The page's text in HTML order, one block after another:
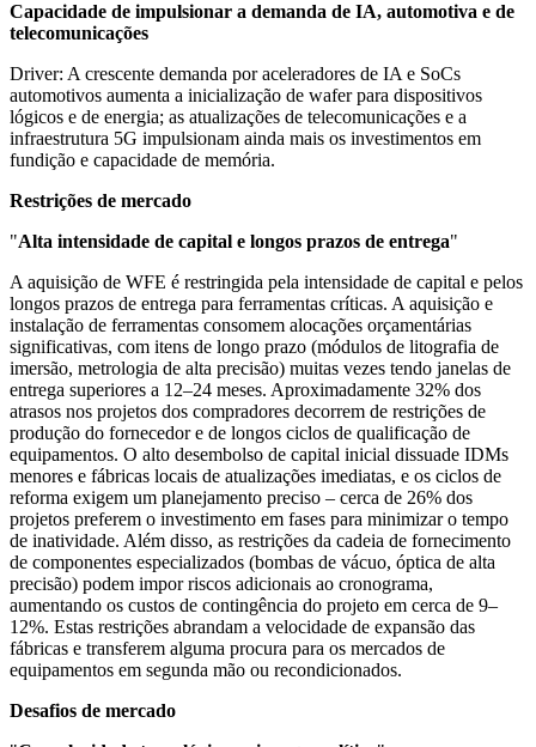
Capacidade de impulsionar a demanda de IA, automotiva e de
telecomunicações
Driver: A crescente demanda por aceleradores de IA e SoCs
automotivos aumenta a inicialização de wafer para dispositivos
lógicos e de energia; as atualizações de telecomunicações e a
infraestrutura 5G impulsionam ainda mais os investimentos em
fundição e capacidade de memória.
Restrições de mercado
"Alta intensidade de capital e longos prazos de entrega"
A aquisição de WFE é restringida pela intensidade de capital e pelos
longos prazos de entrega para ferramentas críticas. A aquisição e
instalação de ferramentas consomem alocações orçamentárias
significativas, com itens de longo prazo (módulos de litografia de
imersão, metrologia de alta precisão) muitas vezes tendo janelas de
entrega superiores a 12–24 meses. Aproximadamente 32% dos
atrasos nos projetos dos compradores decorrem de restrições de
produção do fornecedor e de longos ciclos de qualificação de
equipamentos. O alto desembolso de capital inicial dissuade IDMs
menores e fábricas locais de atualizações imediatas, e os ciclos de
reforma exigem um planejamento preciso – cerca de 26% dos
projetos preferem o investimento em fases para minimizar o tempo
de inatividade. Além disso, as restrições da cadeia de fornecimento
de componentes especializados (bombas de vácuo, óptica de alta
precisão) podem impor riscos adicionais ao cronograma,
aumentando os custos de contingência do projeto em cerca de 9–
12%. Estas restrições abrandam a velocidade de expansão das
fábricas e transferem alguma procura para os mercados de
equipamentos em segunda mão ou recondicionados.
Desafios de mercado